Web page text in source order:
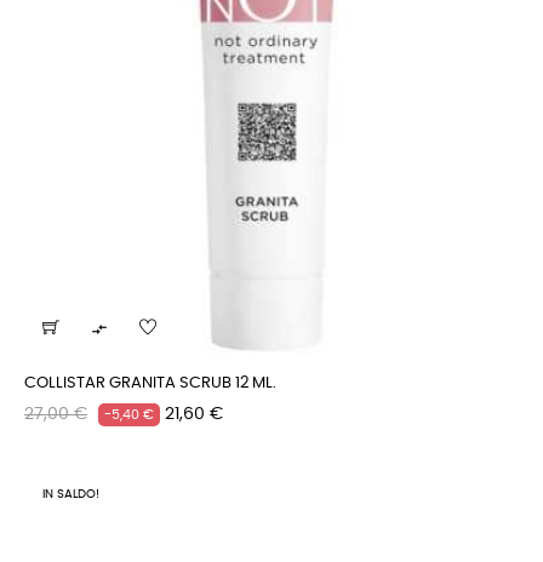

COLLISTAR GRANITA SCRUB 12 ML.
Prezzo
27,00 € -5,40 € Prezzo
21,60 €
IN SALDO!